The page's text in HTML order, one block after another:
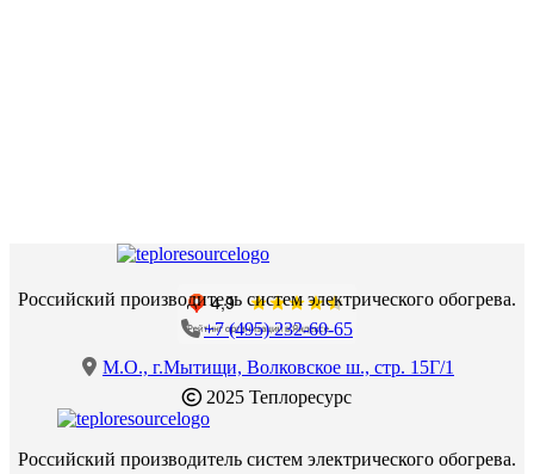
Российский производитель систем электрического обогрева.
+7 (495) 232-60-65
М.О., г.Мытищи, Волковское ш., стр. 15Г/1
2025 Теплоресурс
Российский производитель систем электрического обогрева.